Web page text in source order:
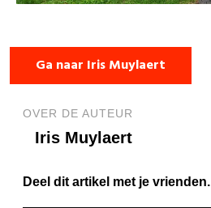
Ga naar Iris Muylaert
OVER DE AUTEUR
Iris Muylaert
Deel dit artikel met je vrienden.